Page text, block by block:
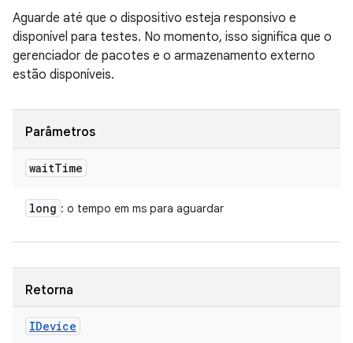
Aguarde até que o dispositivo esteja responsivo e
disponível para testes. No momento, isso significa que o
gerenciador de pacotes e o armazenamento externo
estão disponíveis.
Parâmetros
waitTime
long : o tempo em ms para aguardar
Retorna
IDevice